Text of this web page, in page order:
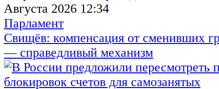
Августа 2026 12:34
Парламент
Свищёв: компенсация от сменивших
— справедливый механизм